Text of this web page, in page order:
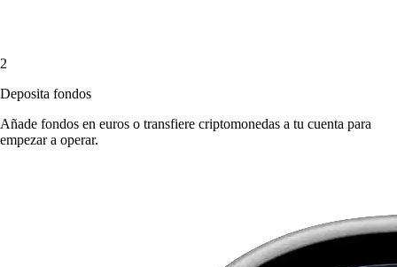
2
Deposita fondos
Añade fondos en euros o transfiere criptomonedas a tu cuenta para
empezar a operar.